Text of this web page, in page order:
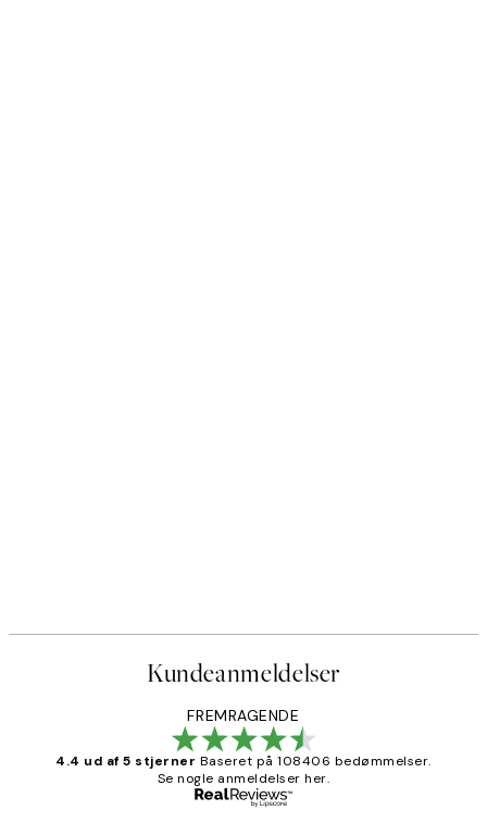
Kundeanmeldelser
FREMRAGENDE
4.4 ud af 5 stjerner Baseret på 108406 bedømmelser.
Se nogle anmeldelser her.